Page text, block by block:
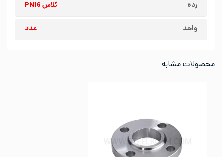
رده کلاس PN16
واحد عدد
محصولات مشابه